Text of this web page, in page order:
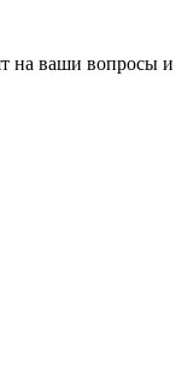
ваши вопросы и